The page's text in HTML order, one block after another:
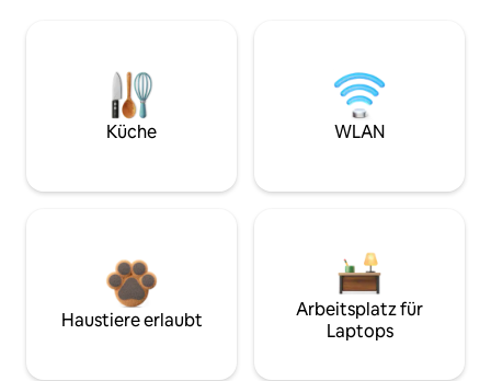
Küche WLAN
Haustiere erlaubt
Arbeitsplatz für
Laptops